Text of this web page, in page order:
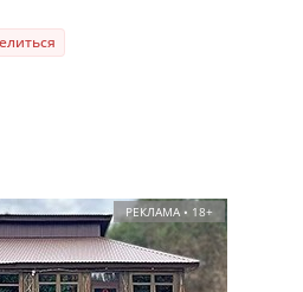
РЕКЛАМА • 18+